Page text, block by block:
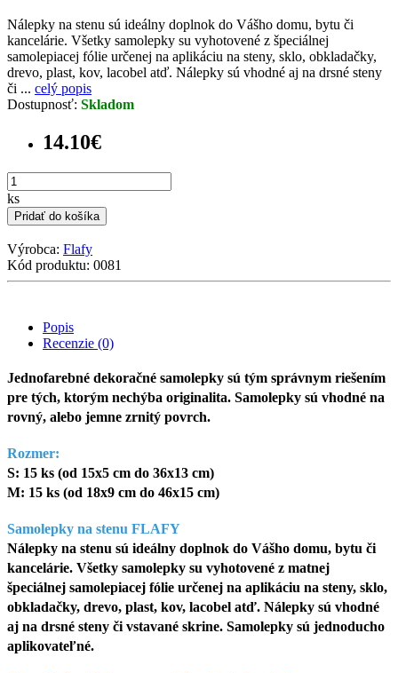
Nálepky na stenu sú ideálny doplnok do Vášho domu, bytu či
kancelárie. Všetky samolepky su vyhotovené z špeciálnej
samolepiacej fólie určenej na aplikáciu na steny, sklo, obkladačky,
drevo, plast, kov, lacobel atď. Nálepky sú vhodné aj na drsné steny
či ... celý popis
Dostupnosť: Skladom
14.10€
ks
Pridať do košíka
Výrobca: Flafy
Kód produktu: 0081
Popis
Recenzie (0)
Jednofarebné dekoračné samolepky sú tým správnym riešením
pre tých, ktorým nechýba originalita. Samolepky sú vhodné na
rovný, alebo jemne zrnitý povrch.
Rozmer:
S: 15 ks (od 15x5 cm do 36x13 cm)
M: 15 ks (od 18x9 cm do 46x15 cm)
Samolepky na stenu FLAFY
Nálepky na stenu sú ideálny doplnok do Vášho domu, bytu či
kancelárie. Všetky samolepky su vyhotovené z matnej
špeciálnej samolepiacej fólie určenej na aplikáciu na steny, sklo,
obkladačky, drevo, plast, kov, lacobel atď. Nálepky sú vhodné
aj na drsné steny či vstavané skrine. Samolepky sú jednoducho
aplikovateľné.